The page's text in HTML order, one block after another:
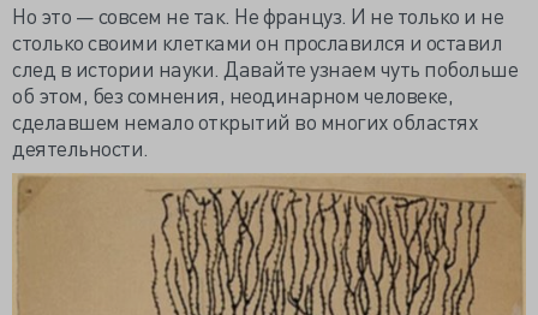
Но это — совсем не так. Не француз. И не только и не
столько своими клетками он прославился и оставил
след в истории науки. Давайте узнаем чуть побольше
об этом, без сомнения, неодинарном человеке,
сделавшем немало открытий во многих областях
деятельности.